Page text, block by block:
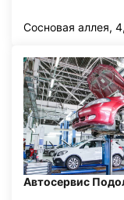
Сосновая аллея,
Автосервис